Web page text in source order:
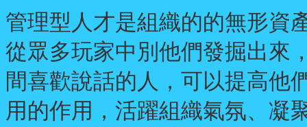
管理型人才是組織的的無形資
從眾多玩家中別他們發掘出來
間喜歡說話的人，可以提高他
用的作用，活躍組織氣氛、凝